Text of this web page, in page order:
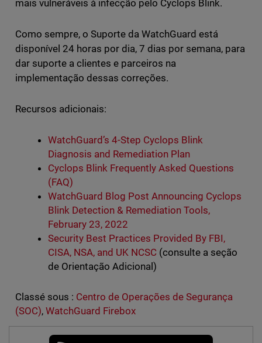
mais vulneráveis à infecção pelo Cyclops Blink.
Como sempre, o Suporte da WatchGuard está
disponível 24 horas por dia, 7 dias por semana, para
dar suporte a clientes e parceiros na
implementação dessas correções.
Recursos adicionais:
WatchGuard’s 4-Step Cyclops Blink
Diagnosis and Remediation Plan
Cyclops Blink Frequently Asked Questions
(FAQ)
WatchGuard Blog Post Announcing Cyclops
Blink Detection & Remediation Tools,
February 23, 2022
Security Best Practices Provided By FBI,
CISA, NSA, and UK NCSC (consulte a seção
de Orientação Adicional)
Classé sous : Centro de Operações de Segurança
(SOC), WatchGuard Firebox